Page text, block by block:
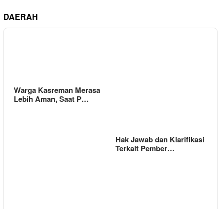
DAERAH
Warga Kasreman Merasa
Lebih Aman, Saat P…
Hak Jawab dan Klarifikasi
Terkait Pember…